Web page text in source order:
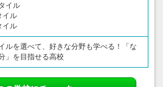
イル
イル
イル
ルを選べて、好きな分野も学べる！「な
」を目指せる高校